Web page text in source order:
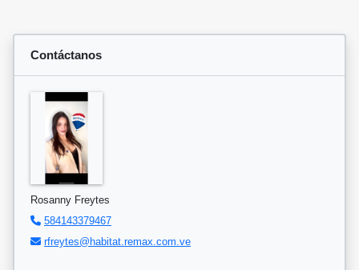
Contáctanos
Rosanny Freytes
584143379467
rfreytes@habitat.remax.com.ve